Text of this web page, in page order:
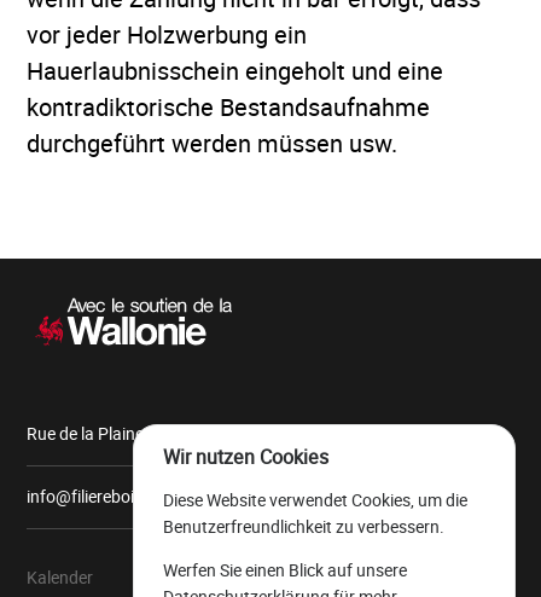
vor jeder Holzwerbung ein
Hauerlaubnisschein eingeholt und eine
kontradiktorische Bestandsaufnahme
durchgeführt werden müssen usw.
Sekundärnavigation
Rue de la Plaine, 9 6900 Marche-en-Famenne
info@filiereboiswallonie.be
Kalender Über uns
Wir nutzen Cookies
Diese Website verwendet Cookies, um die
Benutzerfreundlichkeit zu verbessern.
Werfen Sie einen Blick auf unsere